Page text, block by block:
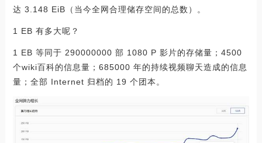
达 3.148 EiB（当今全网合理储存空间的总数）。
1 EB 有多大呢？
1 EB 等同于 290000000 部 1080 P 影片的存储量；4500
个wiki百科的信息量；685000 年的持续视频聊天造成的信息
量；全部 Internet 归档的 19 个团本。